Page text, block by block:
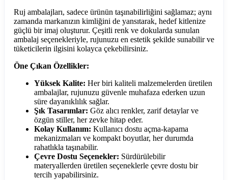
Ruj ambalajları, sadece ürünün taşınabilirliğini sağlamaz; aynı
zamanda markanızın kimliğini de yansıtarak, hedef kitlenize
güçlü bir imaj oluşturur. Çeşitli renk ve dokularda sunulan
ambalaj seçenekleriyle, rujunuzu en estetik şekilde sunabilir ve
tüketicilerin ilgisini kolayca çekebilirsiniz.
Öne Çıkan Özellikler:
Yüksek Kalite: Her biri kaliteli malzemelerden üretilen
ambalajlar, rujunuzu güvenle muhafaza ederken uzun
süre dayanıklılık sağlar.
Şık Tasarımlar: Göz alıcı renkler, zarif detaylar ve
özgün stiller, her zevke hitap eder.
Kolay Kullanım: Kullanıcı dostu açma-kapama
mekanizmaları ve kompakt boyutlar, her durumda
rahatlıkla taşınabilir.
Çevre Dostu Seçenekler: Sürdürülebilir
materyallerden üretilen seçeneklerle çevre dostu bir
tercih yapabilirsiniz.